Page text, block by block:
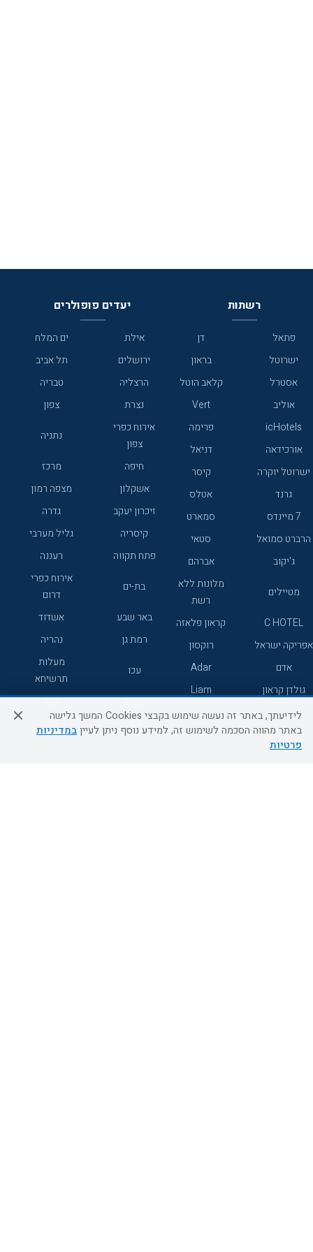
רשתות
פתאל
דן
ישרוטל
בראון
אסטרל
קלאב הוטל
אוליב
Vert
icHotels
פרימה
אורכידאה
דניאל
ישרוטל יוקרה
קיסר
גרנד
אטלס
7 מיינדס
סמארט
הרברט סמואל
סטאי
ג'יקוב
אברהם
מטיילים
מלונות ללא
רשת
C HOTEL
קראון פלאזה
אפריקה ישראל
רוקסון
אדם
Adar
גולדן קראון
Liam
יעדים פופולרים
אילת
ים המלח
ירושלים
תל אביב
הרצליה
טבריה
נצרת
צפון
אירוח כפרי
צפון
נתניה
חיפה
מרכז
אשקלון
מצפה רמון
זיכרון יעקב
גדרה
קיסריה
גליל מערבי
פתח תקווה
רעננה
בת-ים
אירוח כפרי
דרום
באר שבע
אשדוד
רמת גן
נהריה
עכו
מעלות
תרשיחא
רחובות
צפת
חדרה
דרום
לידיעתך, באתר זה נעשה שימוש בקבצי Cookies המשך גלישה
באתר מהווה הסכמה לשימוש זה, למידע נוסף ניתן לעייןבמדיניות
פרטיות